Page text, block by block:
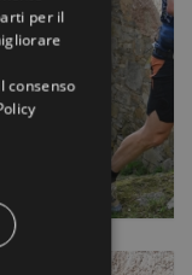
per il
consenso